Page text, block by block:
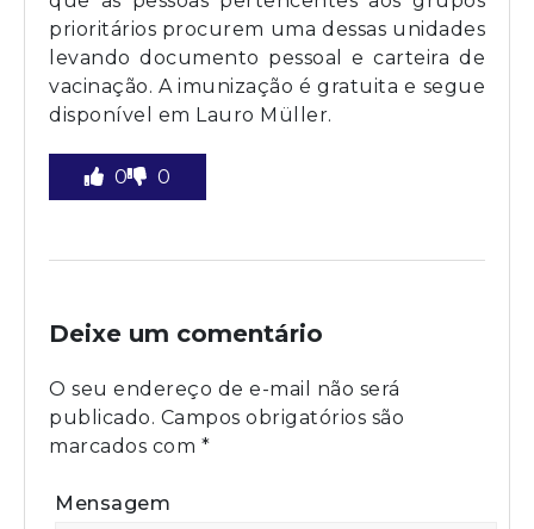
prioritários procurem uma dessas unidades
levando documento pessoal e carteira de
vacinação. A imunização é gratuita e segue
disponível em Lauro Müller.
0 0
Deixe um comentário
O seu endereço de e-mail não será
publicado. Campos obrigatórios são
marcados com *
Mensagem